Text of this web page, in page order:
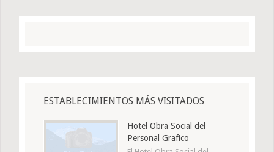
ESTABLECIMIENTOS MÁS VISITADOS
Hotel Obra Social del
Personal Grafico